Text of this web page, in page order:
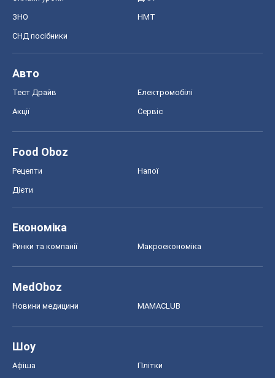
ЗНО НМТ
СНД посібники
Авто
Тест Драйв Електромобілі
Акції Сервіс
Food Oboz
Рецепти Напої
Дієти
Економіка
Ринки та компанії Макроекономіка
MedOboz
Новини медицини MAMACLUB
Шоу
Афіша Плітки